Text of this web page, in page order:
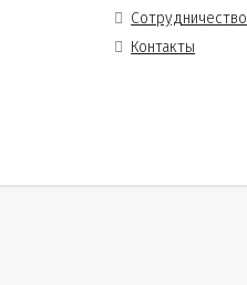
Сотрудничество
Контакты